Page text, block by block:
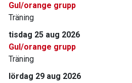
Gul/orange grupp
Träning
tisdag 25 aug 2026
Gul/orange grupp
Träning
lördag 29 aug 2026